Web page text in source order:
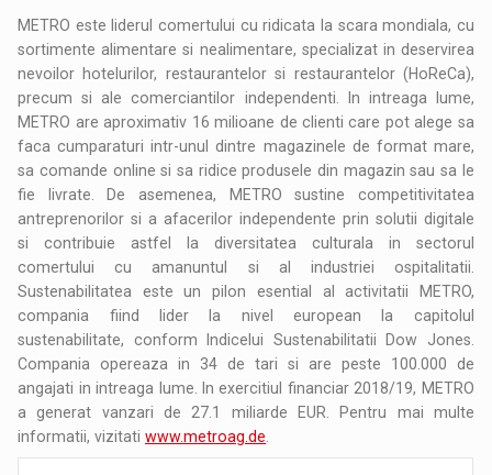
METRO este liderul comertului cu ridicata la scara mondiala, cu
sortimente alimentare si nealimentare, specializat in deservirea
nevoilor hotelurilor, restaurantelor si restaurantelor (HoReCa),
precum si ale comerciantilor independenti. In intreaga lume,
METRO are aproximativ 16 milioane de clienti care pot alege sa
faca cumparaturi intr-unul dintre magazinele de format mare,
sa comande online si sa ridice produsele din magazin sau sa le
fie livrate. De asemenea, METRO sustine competitivitatea
antreprenorilor si a afacerilor independente prin solutii digitale
si contribuie astfel la diversitatea culturala in sectorul
comertului cu amanuntul si al industriei ospitalitatii.
Sustenabilitatea este un pilon esential al activitatii METRO,
compania fiind lider la nivel european la capitolul
sustenabilitate, conform Indicelui Sustenabilitatii Dow Jones.
Compania opereaza in 34 de tari si are peste 100.000 de
angajati in intreaga lume. In exercitiul financiar 2018/19, METRO
a generat vanzari de 27.1 miliarde EUR. Pentru mai multe
informatii, vizitatiwww.metroag.de